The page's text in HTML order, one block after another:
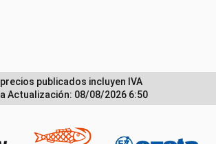
publicados incluyen IVA
Actualización: 08/08/2026 6:50